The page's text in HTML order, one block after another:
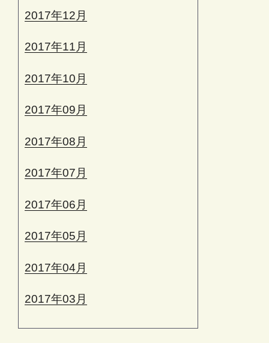
2017年12月
2017年11月
2017年10月
2017年09月
2017年08月
2017年07月
2017年06月
2017年05月
2017年04月
2017年03月